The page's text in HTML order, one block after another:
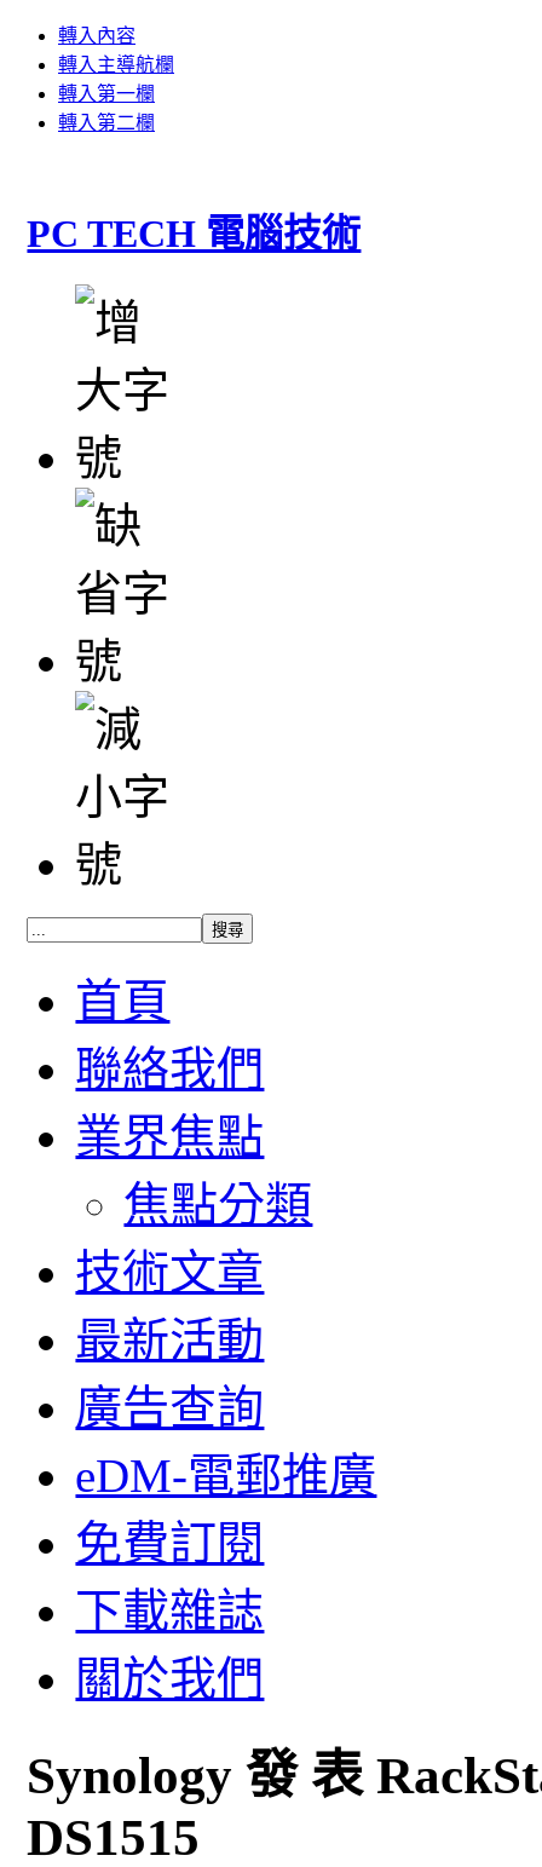
轉入內容
轉入主導航欄
轉入第一欄
轉入第二欄
PC TECH 電腦技術
首頁
聯絡我們
業界焦點
焦點分類
技術文章
最新活動
廣告查詢
eDM-電郵推廣
免費訂閱
下載雜誌
關於我們
Synology 發 表
DS1515